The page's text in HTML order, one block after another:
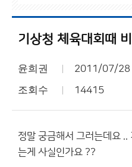
윤희권 2011/07/28
조회수 14415
정말 궁금해서 그러는데요
는게 사실인가요 ??